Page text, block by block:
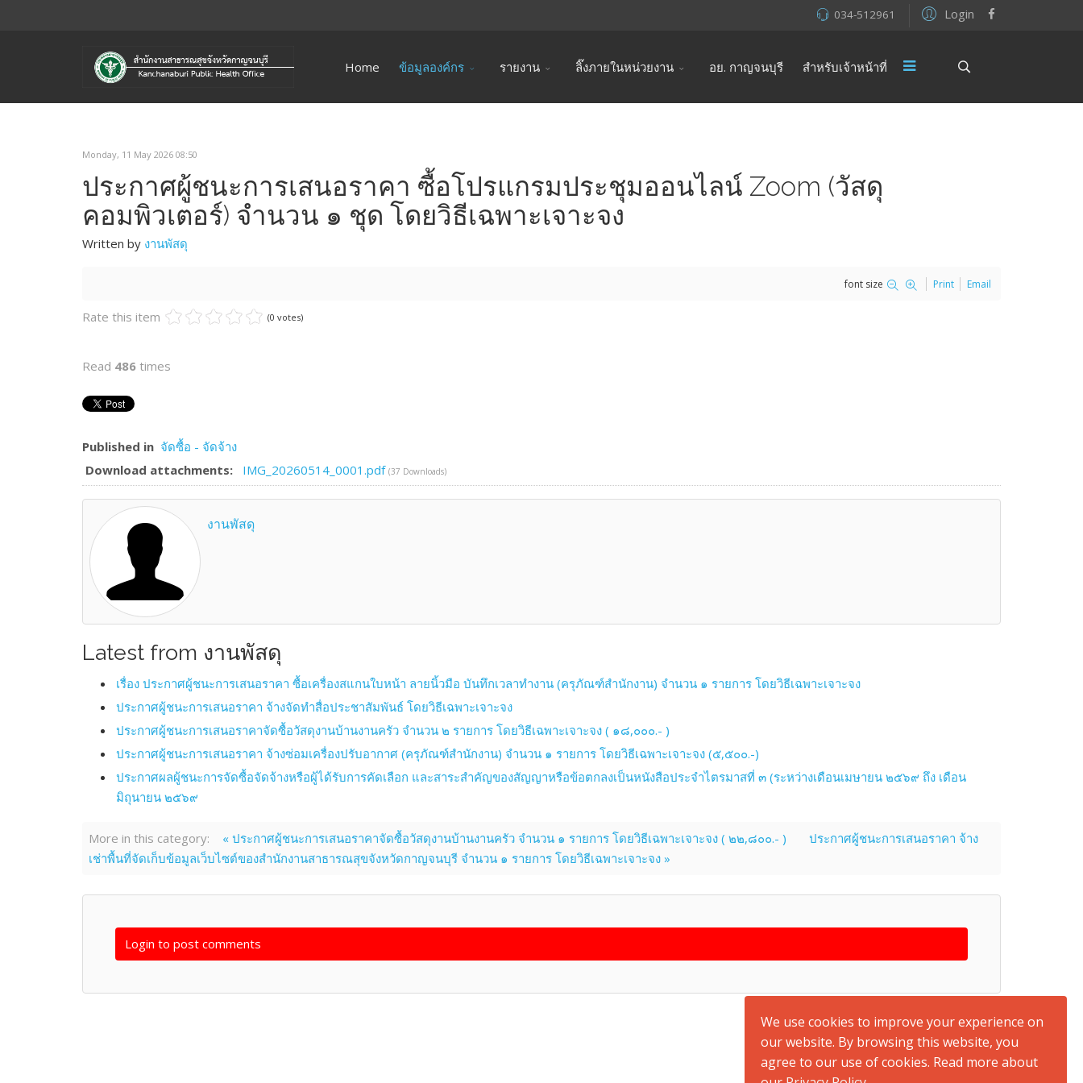
Login
034-512961
Home ข้อมูลองค์กร รายงาน ลิ๊งภายในหน่วยงาน อย. กาญจนบุรี สำหรับเจ้าหน้าที่
Monday, 11 May 2026 08:50
ประกาศผู้ชนะการเสนอราคา ซื้อโปรแกรมประชุมออนไลน์ Zoom (วัสดุ
คอมพิวเตอร์) จำนวน ๑ ชุด โดยวิธีเฉพาะเจาะจง
Written by งานพัสดุ
font size Print Email
Rate this item (0 votes)
Read 486 times
Published in จัดซื้อ - จัดจ้าง
Download attachments:
IMG_20260514_0001.pdf (37 Downloads)
งานพัสดุ
Latest from งานพัสดุ
เรื่อง ประกาศผู้ชนะการเสนอราคา ซื้อเครื่องสแกนใบหน้า ลายนิ้วมือ บันทึกเวลาทำงาน (ครุภัณฑ์สำนักงาน) จำนวน ๑ รายการ โดยวิธีเฉพาะเจาะจง
ประกาศผู้ชนะการเสนอราคา จ้างจัดทำสื่อประชาสัมพันธ์ โดยวิธีเฉพาะเจาะจง
ประกาศผู้ชนะการเสนอราคาจัดซื้อวัสดุงานบ้านงานครัว จำนวน ๒ รายการ โดยวิธีเฉพาะเจาะจง ( ๑๘,๐๐๐.- )
ประกาศผู้ชนะการเสนอราคา จ้างซ่อมเครื่องปรับอากาศ (ครุภัณฑ์สำนักงาน) จำนวน ๑ รายการ โดยวิธีเฉพาะเจาะจง (๕,๕๐๐.-)
ประกาศผลผู้ชนะการจัดซื้อจัดจ้างหรือผู้ได้รับการคัดเลือก และสาระสำคัญของสัญญาหรือข้อตกลงเป็นหนังสือประจำไตรมาสที่ ๓ (ระหว่างเดือนเมษายน ๒๕๖๙ ถึง เดือน
มิถุนายน ๒๕๖๙
More in this category: « ประกาศผู้ชนะการเสนอราคาจัดซื้อวัสดุงานบ้านงานครัว จำนวน ๑ รายการ โดยวิธีเฉพาะเจาะจง ( ๒๒,๘๐๐.- )
ประกาศผู้ชนะการเสนอราคา จ้าง
เช่าพื้นที่จัดเก็บข้อมูลเว็บไซต์ของสำนักงานสาธารณสุขจังหวัดกาญจนบุรี จำนวน ๑ รายการ โดยวิธีเฉพาะเจาะจง »
Login to post comments
We use cookies to improve your experience on
our website. By browsing this website, you
agree to our use of cookies. Read more about